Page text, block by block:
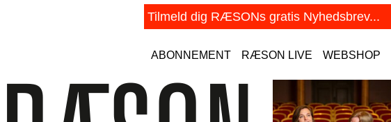
ABONNEMENT RÆSON LIVE WEBSHOP